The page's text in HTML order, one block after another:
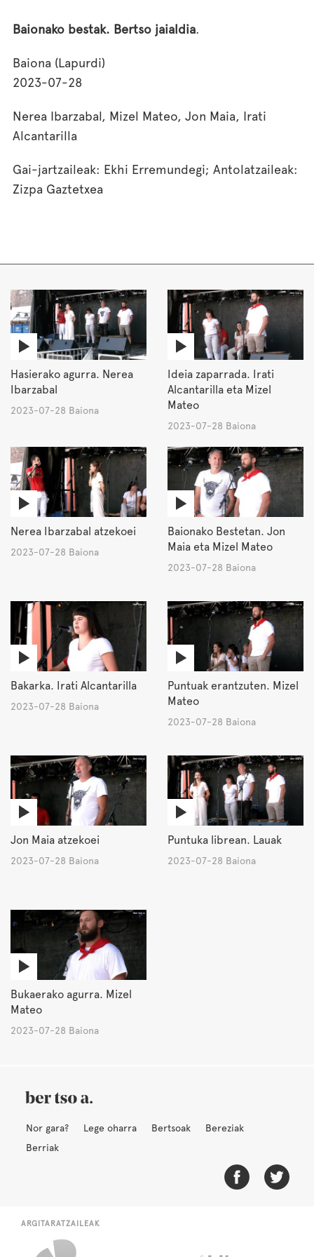
Baionako bestak. Bertso jaialdia.
Baiona (Lapurdi)
2023-07-28
Nerea Ibarzabal, Mizel Mateo, Jon Maia, Irati
Alcantarilla
Gai-jartzaileak: Ekhi Erremundegi; Antolatzaileak:
Zizpa Gaztetxea
Hasierako agurra. Nerea
Ibarzabal
2023-07-28 Baiona
Ideia zaparrada. Irati
Alcantarilla eta Mizel
Mateo
2023-07-28 Baiona
Nerea Ibarzabal atzekoei
2023-07-28 Baiona
Baionako Bestetan. Jon
Maia eta Mizel Mateo
2023-07-28 Baiona
Bakarka. Irati Alcantarilla
2023-07-28 Baiona
Puntuak erantzuten. Mizel
Mateo
2023-07-28 Baiona
Jon Maia atzekoei
2023-07-28 Baiona
Puntuka librean. Lauak
2023-07-28 Baiona
Bukaerako agurra. Mizel
Mateo
2023-07-28 Baiona
Nor gara? Lege oharra Bertsoak
Bereziak
Berriak
ARGITARATZAILEAK